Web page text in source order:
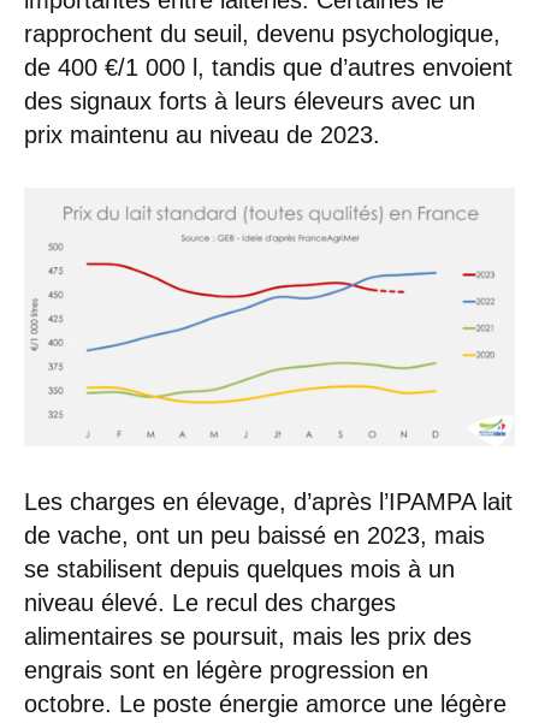
rapprochent du seuil, devenu psychologique,
de 400 €/1 000 l, tandis que d’autres envoient
des signaux forts à leurs éleveurs avec un
prix maintenu au niveau de 2023.
Les charges en élevage, d’après l’IPAMPA lait
de vache, ont un peu baissé en 2023, mais
se stabilisent depuis quelques mois à un
niveau élevé. Le recul des charges
alimentaires se poursuit, mais les prix des
engrais sont en légère progression en
octobre. Le poste énergie amorce une légère